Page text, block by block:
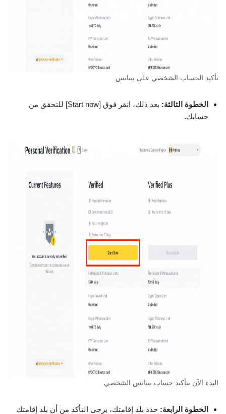
تأكيد الحساب الشخصي على بينانس
الخطوة الثالثة:
بعد ذلك، انقر فوق [Start now] للتحقق من
حسابك.
البدء الآن بتأكيد حساب بينانس الشخصي
الخطوة الرابعة: حدد بلد إقامتك، يرجى التأكد من أن بلد إقامتك